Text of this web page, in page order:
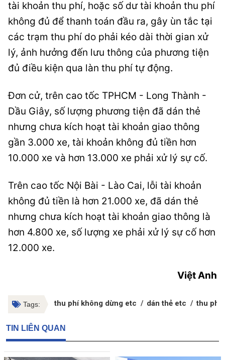
tài khoản thu phí, hoặc số dư tài khoản thu phí
không đủ để thanh toán đầu ra, gây ùn tắc tại
các trạm thu phí do phải kéo dài thời gian xử
lý, ảnh hưởng đến lưu thông của phương tiện
đủ điều kiện qua làn thu phí tự động.
Đơn cử, trên cao tốc TPHCM - Long Thành -
Dầu Giây, số lượng phương tiện đã dán thẻ
nhưng chưa kích hoạt tài khoản giao thông
gần 3.000 xe, tài khoản không đủ tiền hơn
10.000 xe và hơn 13.000 xe phải xử lý sự cố.
Trên cao tốc Nội Bài - Lào Cai, lỗi tài khoản
không đủ tiền là hơn 21.000 xe, đã dán thẻ
nhưng chưa kích hoạt tài khoản giao thông là
hơn 4.800 xe, số lượng xe phải xử lý sự cố hơn
12.000 xe.
Việt Anh
Tags: thu phí không dừng etc dán thẻ etc thu phí
TIN LIÊN QUAN